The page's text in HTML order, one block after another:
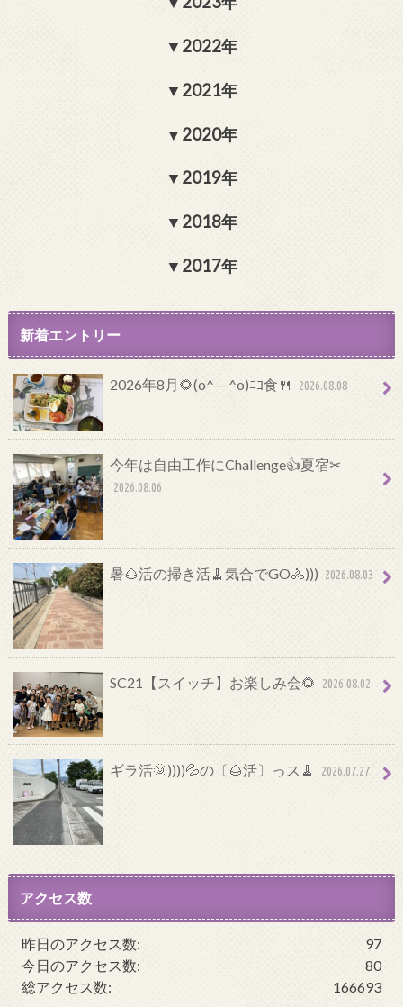
2022年
2021年
2020年
2019年
2018年
2017年
新着エントリー
2026年8月🌻(o^―^o)ﾆｺ食🍴 2026.08.08
今年は自由工作にChallenge👍夏宿✂
2026.08.06
暑🌰活の掃き活🧹気合でGO🚴))) 2026.08.03
SC21【スイッチ】お楽しみ会🌻 2026.08.02
ギラ活🌞))))💦の〔🌰活〕っス🧹 2026.07.27
アクセス数
97
昨日のアクセス数:
80
今日のアクセス数:
166693
総アクセス数: